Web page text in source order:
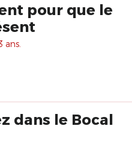
pour que le
ans.
dans le Bocal